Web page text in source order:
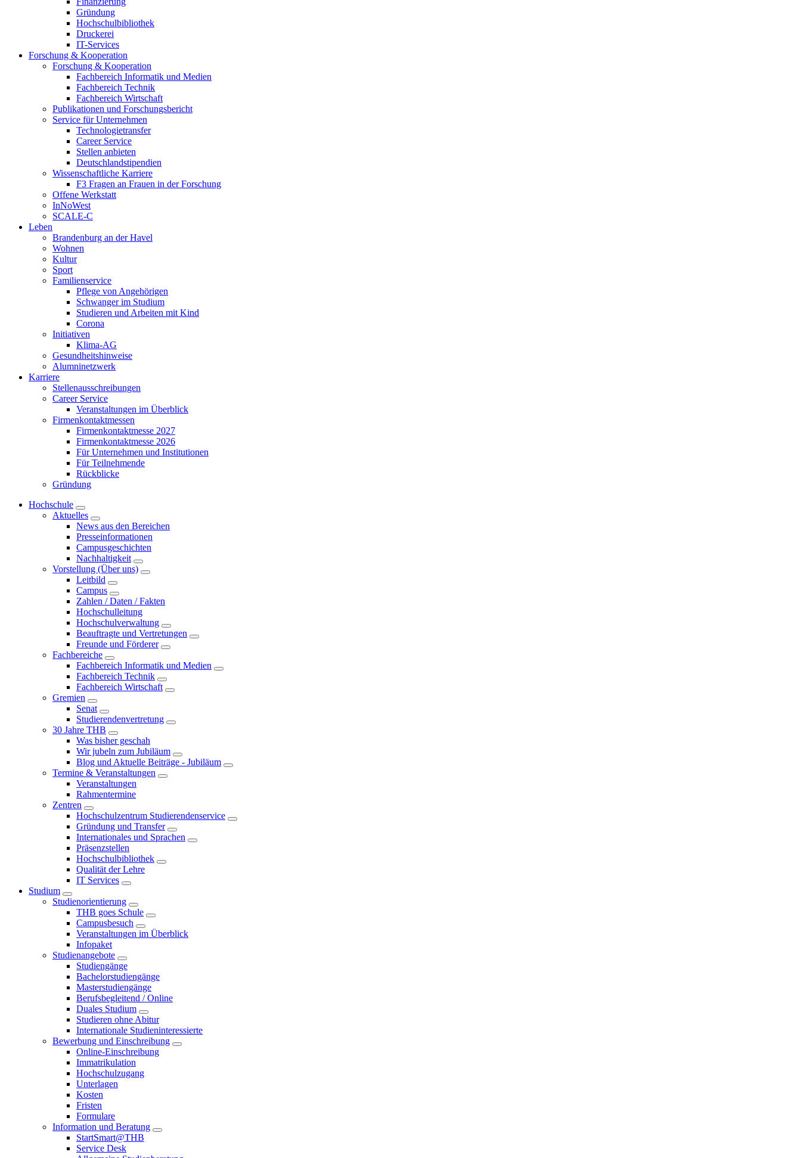
Gründung
Hochschulbibliothek
Druckerei
IT-Services
Forschung & Kooperation
Forschung & Kooperation
Fachbereich Informatik und Medien
Fachbereich Technik
Fachbereich Wirtschaft
Publikationen und Forschungsbericht
Service für Unternehmen
Technologietransfer
Career Service
Stellen anbieten
Deutschlandstipendien
Wissenschaftliche Karriere
F3 Fragen an Frauen in der Forschung
Offene Werkstatt
InNoWest
SCALE-C
Leben
Brandenburg an der Havel
Wohnen
Kultur
Sport
Familienservice
Pflege von Angehörigen
Schwanger im Studium
Studieren und Arbeiten mit Kind
Corona
Initiativen
Klima-AG
Gesundheitshinweise
Alumninetzwerk
Karriere
Stellenausschreibungen
Career Service
Veranstaltungen im Überblick
Firmenkontaktmessen
Firmenkontaktmesse 2027
Firmenkontaktmesse 2026
Für Unternehmen und Institutionen
Für Teilnehmende
Rückblicke
Gründung
Hochschule
Aktuelles
News aus den Bereichen
Presseinformationen
Campusgeschichten
Nachhaltigkeit
Vorstellung (Über uns)
Leitbild
Campus
Zahlen / Daten / Fakten
Hochschulleitung
Hochschulverwaltung
Beauftragte und Vertretungen
Freunde und Förderer
Fachbereiche
Fachbereich Informatik und Medien
Fachbereich Technik
Fachbereich Wirtschaft
Gremien
Senat
Studierendenvertretung
30 Jahre THB
Was bisher geschah
Wir jubeln zum Jubiläum
Blog und Aktuelle Beiträge - Jubiläum
Termine & Veranstaltungen
Veranstaltungen
Rahmentermine
Zentren
Hochschulzentrum Studierendenservice
Gründung und Transfer
Internationales und Sprachen
Präsenzstellen
Hochschulbibliothek
Qualität der Lehre
IT Services
Studium
Studienorientierung
THB goes Schule
Campusbesuch
Veranstaltungen im Überblick
Infopaket
Studienangebote
Studiengänge
Bachelorstudiengänge
Masterstudiengänge
Berufsbegleitend / Online
Duales Studium
Studieren ohne Abitur
Internationale Studieninteressierte
Bewerbung und Einschreibung
Online-Einschreibung
Immatrikulation
Hochschulzugang
Unterlagen
Kosten
Fristen
Formulare
Information und Beratung
StartSmart@THB
Service Desk